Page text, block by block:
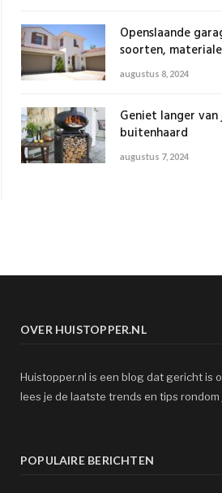
Openslaande
soorten,
augustus 8, 2024
Geniet langer
buitenhaard
augustus 7, 2024
OVER HUISTOPPER.NL
Huistopper.nl is een blog dat gericht is
lees je de laatste trends en tips rondom
POPULAIRE BERICHTEN